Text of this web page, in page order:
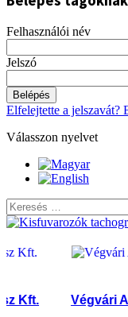
Felhasználói név
Jelszó
Belépés
Elfelejtette a jelszavát?
Válasszon nyelvet
Végvári